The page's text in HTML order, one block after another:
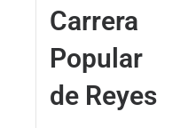
Carrera
Popular
de Reyes